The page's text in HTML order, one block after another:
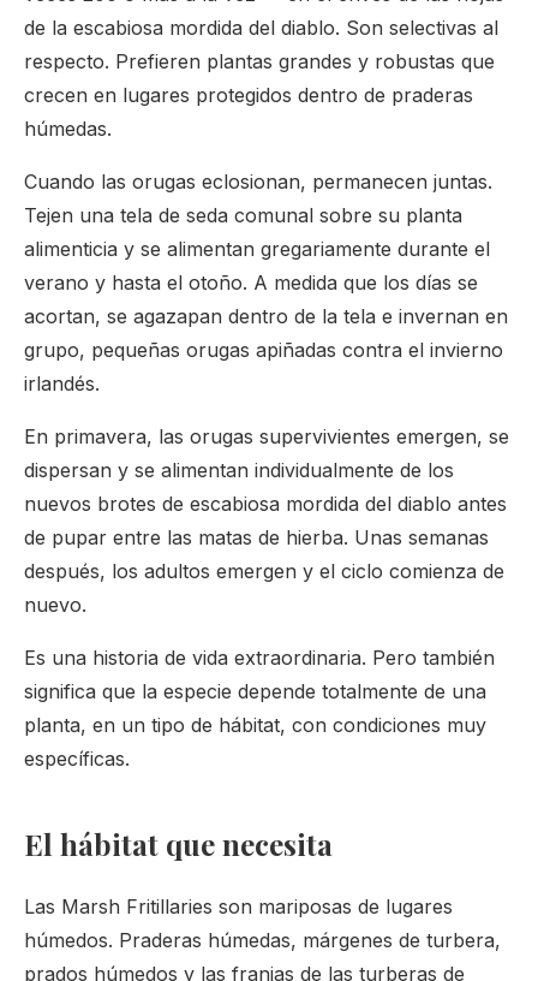
de la escabiosa mordida del diablo. Son selectivas al
respecto. Prefieren plantas grandes y robustas que
crecen en lugares protegidos dentro de praderas
húmedas.
Cuando las orugas eclosionan, permanecen juntas.
Tejen una tela de seda comunal sobre su planta
alimenticia y se alimentan gregariamente durante el
verano y hasta el otoño. A medida que los días se
acortan, se agazapan dentro de la tela e invernan en
grupo, pequeñas orugas apiñadas contra el invierno
irlandés.
En primavera, las orugas supervivientes emergen, se
dispersan y se alimentan individualmente de los
nuevos brotes de escabiosa mordida del diablo antes
de pupar entre las matas de hierba. Unas semanas
después, los adultos emergen y el ciclo comienza de
nuevo.
Es una historia de vida extraordinaria. Pero también
significa que la especie depende totalmente de una
planta, en un tipo de hábitat, con condiciones muy
específicas.
El hábitat que necesita
Las Marsh Fritillaries son mariposas de lugares
húmedos. Praderas húmedas, márgenes de turbera,
prados húmedos y las franjas de las turberas de